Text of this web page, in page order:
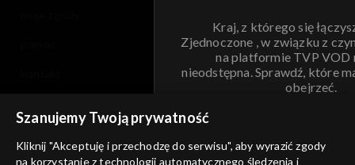
Kraj, z którego się
Zjednoczone , w związku z
na platformie TVP VOD
nieodstępna. Sprawdź, które
obejrzeć.
informacje o dostawcy usług
Szanujemy Twoją prywatność
Kliknij "Akceptuję i przechodzę do serwisu", aby wyrazić zgody
na korzystanie z technologii automatycznego śledzenia i